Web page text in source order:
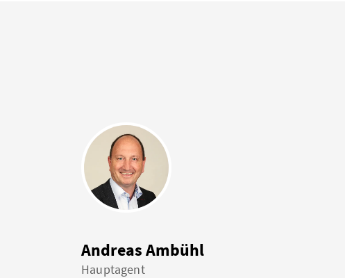
Andreas Ambühl
Hauptagent